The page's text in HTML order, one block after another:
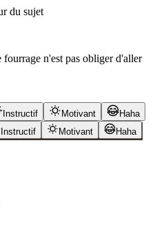
du sujet
n'est pas obliger d'aller
Instructif Motivant
Haha
Instructif Motivant
Haha